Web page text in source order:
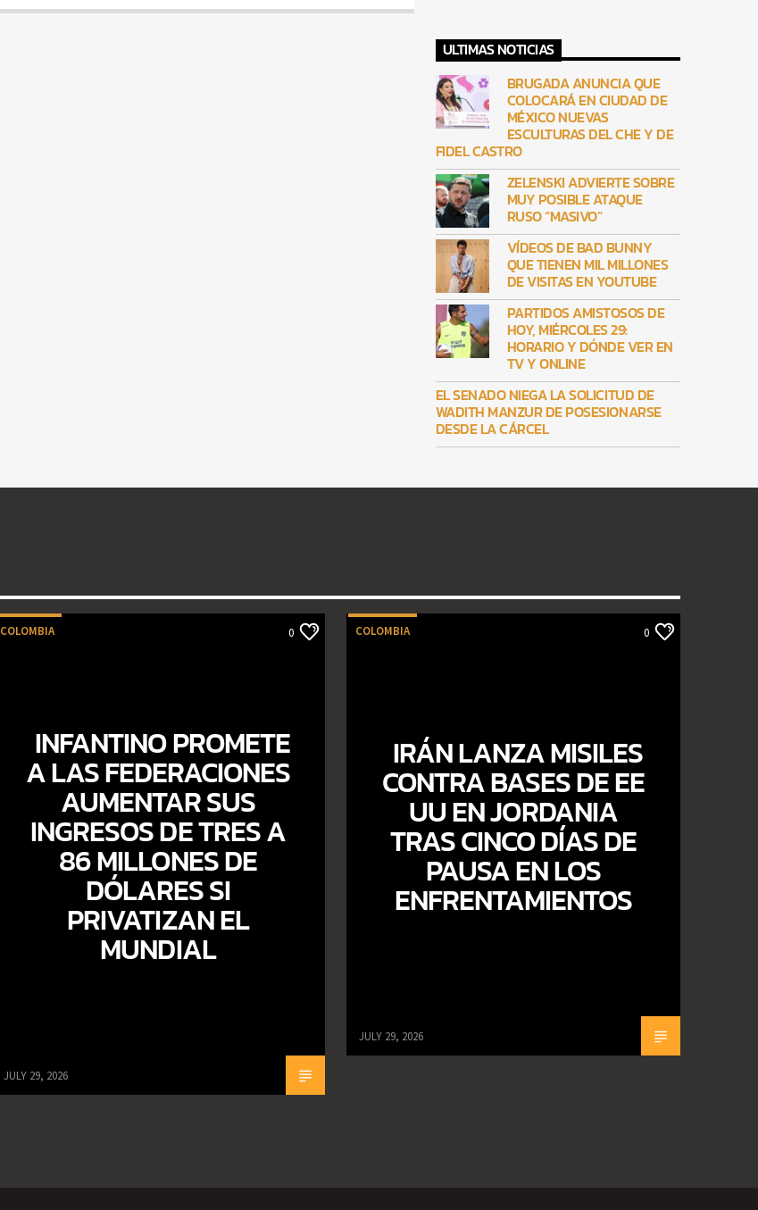
ULTIMAS NOTICIAS
BRUGADA ANUNCIA QUE
COLOCARÁ EN CIUDAD DE
MÉXICO NUEVAS
ESCULTURAS DEL CHE Y DE
FIDEL CASTRO
ZELENSKI ADVIERTE SOBRE
MUY POSIBLE ATAQUE
RUSO “MASIVO”
VÍDEOS DE BAD BUNNY
QUE TIENEN MIL MILLONES
DE VISITAS EN YOUTUBE
PARTIDOS AMISTOSOS DE
HOY, MIÉRCOLES 29:
HORARIO Y DÓNDE VER EN
TV Y ONLINE
EL SENADO NIEGA LA SOLICITUD DE
WADITH MANZUR DE POSESIONARSE
DESDE LA CÁRCEL
COLOMBIA 0
INFANTINO PROMETE
A LAS FEDERACIONES
AUMENTAR SUS
INGRESOS DE TRES A
86 MILLONES DE
DÓLARES SI
PRIVATIZAN EL
MUNDIAL
JULY 29, 2026
COLOMBIA 0
IRÁN LANZA MISILES
CONTRA BASES DE EE
UU EN JORDANIA
TRAS CINCO DÍAS DE
PAUSA EN LOS
ENFRENTAMIENTOS
JULY 29, 2026